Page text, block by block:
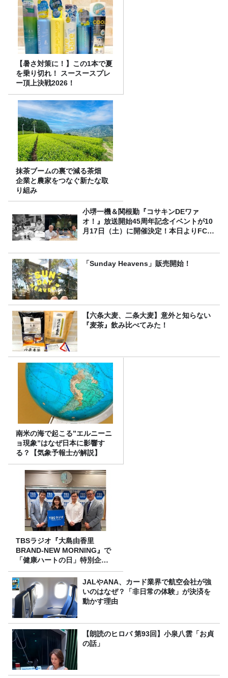
【暑さ対策に！】この1本で夏
を乗り切れ！ スースースプレ
ー頂上決戦2026！
抹茶ブームの裏で減る茶畑
企業と農家をつなぐ新たな取
り組み
小堺一機＆関根勤『コサキンDEワァ
オ！』放送開始45周年記念イベントが10
月17日（土）に開催決定！本日よりFC先
「Sunday Heavens」販売開始！
【六条大麦、二条大麦】意外と知らない
『麦茶』飲み比べてみた！
南米の海で起こる”エルニーニ
ョ現象”はなぜ日本に影響す
る？【気象予報士が解説】
TBSラジオ『大島由香里
BRAND-NEW MORNING』で
「健康ハートの日」特別企画
を8/10（月）に放送
JALやANA、カード業界で航空会社が強
いのはなぜ？「非日常の体験」が決済を
動かす理由
【朗読のヒロバ 第93回】小泉八雲「お貞
の話」